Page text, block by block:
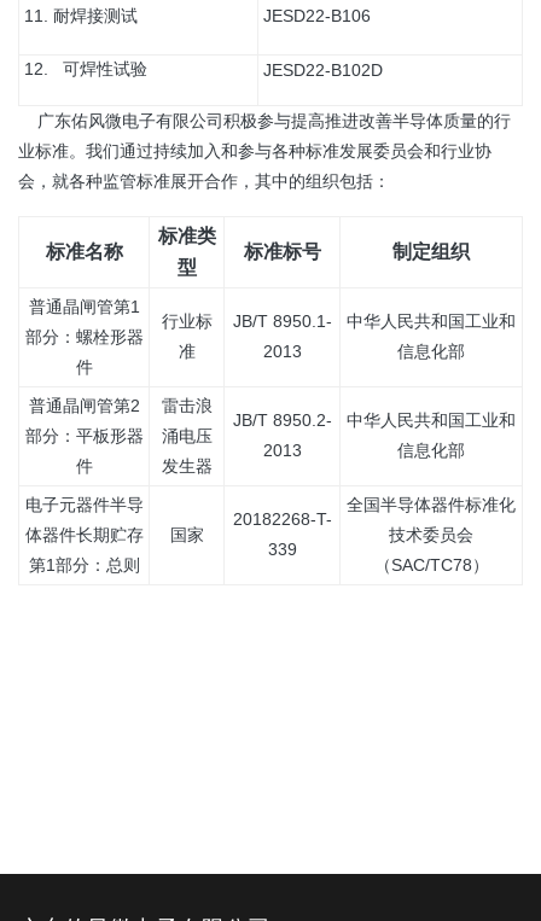
11. 耐焊接测试 JESD22-B106
12. 可焊性试验 JESD22-B102D
广东佑风微电子有限公司积极参与提高推进改善半导体质量的行
业标准。我们通过持续加入和参与各种标准发展委员会和行业协
会，就各种监管标准展开合作，其中的组织包括：
标准名称
标准类
型
标准标号 制定组织
普通晶闸管第1
部分：螺栓形器
件
行业标
准
JB/T 8950.1-
2013
中华人民共和国工业和
信息化部
普通晶闸管第2
部分：平板形器
件
雷击浪
涌电压
发生器
JB/T 8950.2-
2013
中华人民共和国工业和
信息化部
电子元器件半导
体器件长期贮存
第1部分：总则
国家
20182268-T-
339
全国半导体器件标准化
技术委员会
（SAC/TC78）